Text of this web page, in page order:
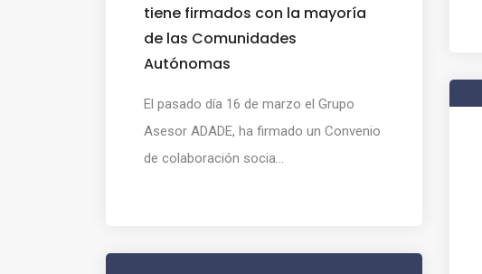
tiene firmados con la mayoría
de las Comunidades
Autónomas
El pasado día 16 de marzo el Grupo
Asesor ADADE, ha firmado un Convenio
de colaboración socia...